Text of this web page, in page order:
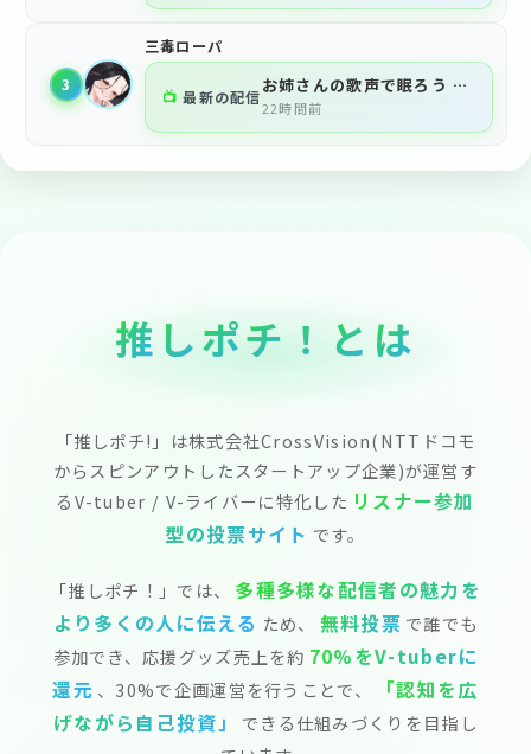
3
三毒ローパ
📺 最新の配信 お姉さんの歌声で眠ろう #新人vtuber #三毒ローパ
22時間前
推 しポチ ！ と は
「推しポチ!」は株式会社CrossVision(NTTドコモ
からスピンアウトしたスタートアップ企業)が運営す
るV-tuber / V-ライバーに特化した リスナー参加
型の投票サイト です。
「推しポチ！」では、
多種多様な配信者の魅力を
より多くの人に伝える ため、 無料投票 で誰でも
参加でき、応援グッズ売上を約 70%をV-tuberに
還元 、30%で企画運営を行うことで、
「認知を広
げながら自己投資」
できる仕組みづくりを目指し